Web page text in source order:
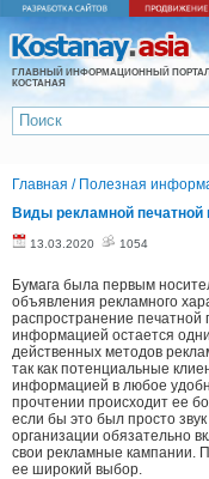
ГЛАВНЫЙ ИНФОРМАЦИОННЫЙ ПОРТАЛ
КОСТАНАЯ
Главная / Полезная
Виды рекламной печатной
13.03.2020 1054
Бумага была первым
объявления рекламного
распространение печатной
информацией остается
действенных методов
так как потенциальные
информацией в любое
прочтении происходит ее
если бы это был просто
организации обязательно
свои рекламные кампании.
ее широкий выбор.